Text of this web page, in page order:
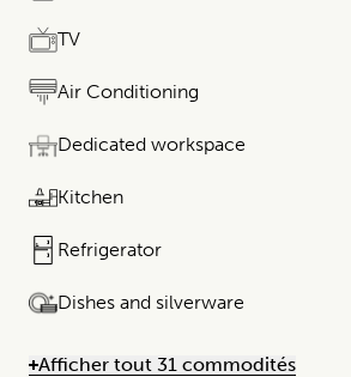
TV
Air Conditioning
Dedicated workspace
Kitchen
Refrigerator
Dishes and silverware
Afficher tout 31 commodités